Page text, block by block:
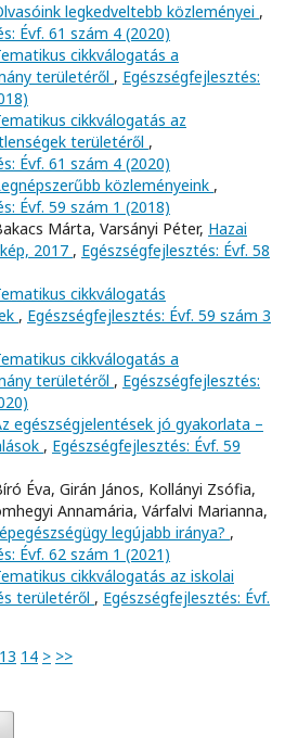
legkedveltebb közleményei ,
Évf. 61 szám 4 (2020)
cikkválogatás a
területéről , Egészségfejlesztés:
cikkválogatás az
területéről ,
Évf. 61 szám 4 (2020)
közleményeink ,
Évf. 59 szám 1 (2018)
Márta, Varsányi Péter, Hazai
2017 , Egészségfejlesztés: Évf. 58
cikkválogatás
, Egészségfejlesztés: Évf. 59 szám 3
cikkválogatás a
területéről , Egészségfejlesztés:
egészségjelentések jó gyakorlata –
, Egészségfejlesztés: Évf. 59
Éva, Girán János, Kollányi Zsófia,
Annamária, Várfalvi Marianna,
legújabb iránya? ,
Évf. 62 szám 1 (2021)
cikkválogatás az iskolai
területéről , Egészségfejlesztés: Évf.
13 14 > >>